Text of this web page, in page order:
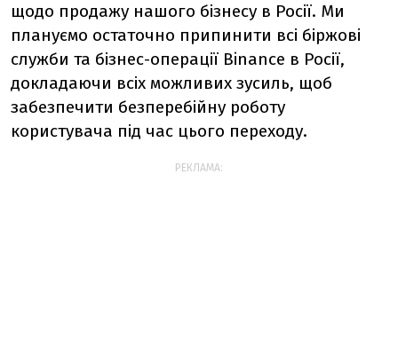
щодо продажу нашого бізнесу в Росії. Ми
плануємо остаточно припинити всі біржові
служби та бізнес-операції Binance в Росії,
докладаючи всіх можливих зусиль, щоб
забезпечити безперебійну роботу
користувача під час цього переходу.
РЕКЛАМА: